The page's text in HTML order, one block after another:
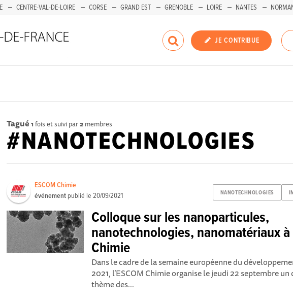
CENTRE-VAL-DE-LOIRE CORSE GRAND EST GRENOBLE LOIRE NANTES
JE CONTRIBUE
Tagué 1 fois et suivi par2 membres
#NANOTECHNOLOGIES
NANOTECHNOLOGIES
ESCOM Chimie
événement publié le20/09/2021
Colloque sur les nanoparticules,
nanotechnologies, nanomatériaux à
Chimie
Dans le cadre de la semaine européenne du
2021, l’ESCOM Chimie organise le jeudi 22 septembre
thème des...